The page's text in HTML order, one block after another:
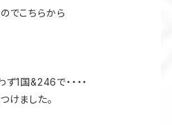
でこちらから
1国&246で・・・・
けました。